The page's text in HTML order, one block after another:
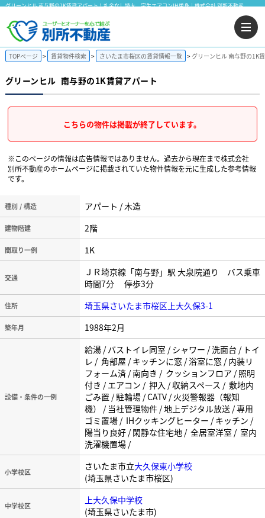
グリーンヒル 南与野の1K賃貸アパート！礼金なし埼大 学生エアコンIH単身｜株式会社 別所不動産
TOPページ 賃貸物件検索 さいたま市桜区の賃貸情報一覧 グリーンヒル 南与野の1K
グリーンヒル 南与野の1K賃貸アパート
こちらの物件は掲載が終了しています。
※このページの情報は広告情報ではありません。過去から現在まで株式会社
別所不動産のホームぺージに掲載されていた物件情報を元に生成した参考情報
です。
種別 / 構造 アパート / 木造
建物階建 2階
間取り一例 1K
交通
ＪＲ埼京線「南与野」駅 大泉院通り バス乗車
時間7分 停歩3分
住所 埼玉県さいたま市桜区上大久保3-1
築年月 1988年2月
設備・条件の一例
給湯 / バストイレ同室 / シャワー / 洗面台 / トイ
レ / 角部屋 / キッチンに窓 / 浴室に窓 / 内装リ
フォーム済 / 南向き / クッションフロア / 照明
付き / エアコン / 押入 / 収納スペース / 敷地内
ごみ置 / 駐輪場 / CATV / 火災警報器（報知
機） / 当社管理物件 / 地上デジタル放送 / 専用
ゴミ置場 / IHクッキングヒーター / キッチン /
陽当り良好 / 閑静な住宅地 / 全居室洋室 / 室内
洗濯機置場 /
小学校区 さいたま市立大久保東小学校
(埼玉県さいたま市桜区)
中学校区
上大久保中学校
(埼玉県さいたま市)